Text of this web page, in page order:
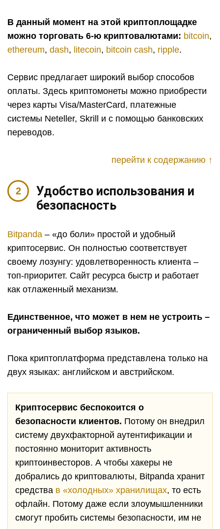
В данный момент на этой криптоплощадке
можно торговать 6-ю криптовалютами: bitcoin,
ethereum, dash, litecoin, bitcoin cash, ripple.
Сервис предлагает широкий выбор способов
оплаты. Здесь криптомонеты можно приобрести
через карты Visa/MasterCard, платежные
системы Neteller, Skrill и с помощью банковских
переводов.
перейти к содержанию ↑
Удобство использования и
безопасность
Bitpanda – «до боли» простой и удобный
криптосервис. Он полностью соответствует
своему лозунгу: удовлетворенность клиента –
топ-приоритет. Сайт ресурса быстр и работает
как отлаженный механизм.
Единственное, что может в нем не устроить –
ограниченный выбор языков.
Пока криптоплатформа представлена только на
двух языках: английском и австрийском.
Криптосервис беспокоится о
безопасности клиентов. Потому он внедрил
систему двухфакторной аутентификации и
постоянно мониторит активность
криптоинвесторов. А чтобы хакеры не
добрались до криптовалюты, Bitpanda хранит
средства в «холодных» хранилищах, то есть
офлайн. Потому даже если злоумышленники
смогут пробить системы безопасности, им не